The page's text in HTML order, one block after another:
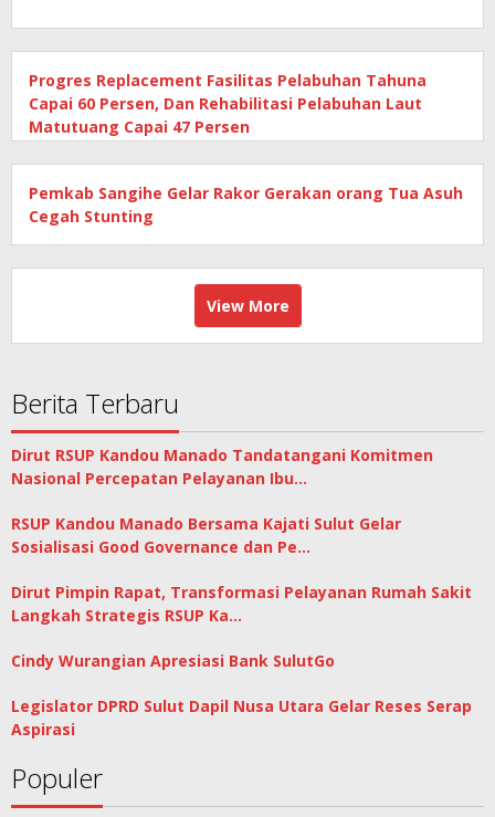
Progres Replacement Fasilitas Pelabuhan Tahuna
Capai 60 Persen, Dan Rehabilitasi Pelabuhan Laut
Matutuang Capai 47 Persen
Pemkab Sangihe Gelar Rakor Gerakan orang Tua Asuh
Cegah Stunting
View More
Berita Terbaru
Dirut RSUP Kandou Manado Tandatangani Komitmen
Nasional Percepatan Pelayanan Ibu…
RSUP Kandou Manado Bersama Kajati Sulut Gelar
Sosialisasi Good Governance dan Pe…
Dirut Pimpin Rapat, Transformasi Pelayanan Rumah Sakit
Langkah Strategis RSUP Ka…
Cindy Wurangian Apresiasi Bank SulutGo
Legislator DPRD Sulut Dapil Nusa Utara Gelar Reses Serap
Aspirasi
Populer